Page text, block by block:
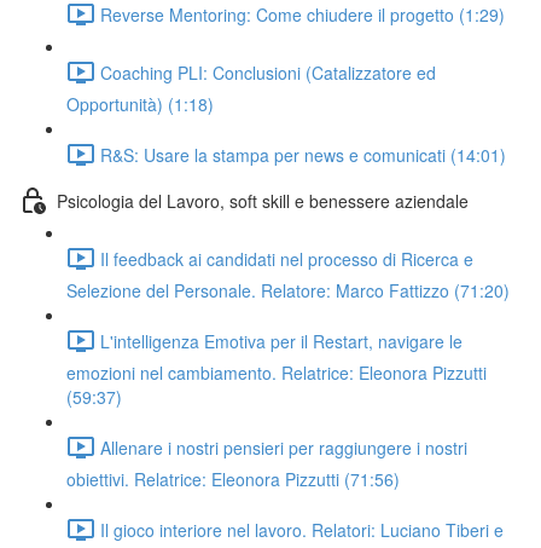
Reverse Mentoring: Come chiudere il progetto (1:29)
Coaching PLI: Conclusioni (Catalizzatore ed
Opportunità) (1:18)
R&S: Usare la stampa per news e comunicati (14:01)
Psicologia del Lavoro, soft skill e benessere aziendale
Il feedback ai candidati nel processo di Ricerca e
Selezione del Personale. Relatore: Marco Fattizzo (71:20)
L'intelligenza Emotiva per il Restart, navigare le
emozioni nel cambiamento. Relatrice: Eleonora Pizzutti
(59:37)
Allenare i nostri pensieri per raggiungere i nostri
obiettivi. Relatrice: Eleonora Pizzutti (71:56)
Il gioco interiore nel lavoro. Relatori: Luciano Tiberi e